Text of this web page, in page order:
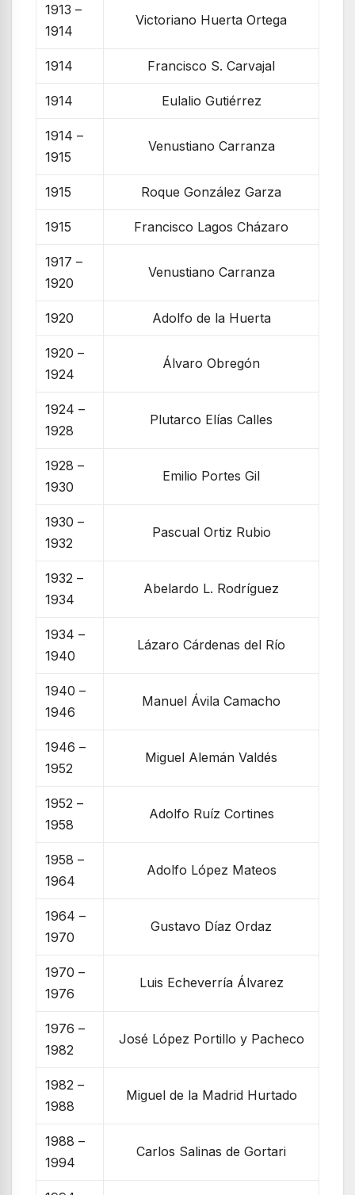
1913 –
1914
Victoriano Huerta Ortega
1914 Francisco S. Carvajal
1914 Eulalio Gutiérrez
1914 –
1915
Venustiano Carranza
1915 Roque González Garza
1915 Francisco Lagos Cházaro
1917 –
1920
Venustiano Carranza
1920 Adolfo de la Huerta
1920 –
1924
Álvaro Obregón
1924 –
1928
Plutarco Elías Calles
1928 –
1930
Emilio Portes Gil
1930 –
1932
Pascual Ortiz Rubio
1932 –
1934
Abelardo L. Rodríguez
1934 –
1940
Lázaro Cárdenas del Río
1940 –
1946
Manuel Ávila Camacho
1946 –
1952
Miguel Alemán Valdés
1952 –
1958
Adolfo Ruíz Cortines
1958 –
1964
Adolfo López Mateos
1964 –
1970
Gustavo Díaz Ordaz
1970 –
1976
Luis Echeverría Álvarez
1976 –
1982
José López Portillo y Pacheco
1982 –
1988
Miguel de la Madrid Hurtado
1988 –
1994
Carlos Salinas de Gortari